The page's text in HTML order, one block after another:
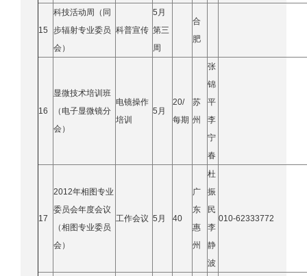
15
科技活动周（同
步辐射专业委员
会）
科普宣传
5月
第三
周
合
肥
16
显微技术培训班
（电子显微镜分
会）
电镜操作
培训
5月
20/
每期
苏
州
张
锦
平
李
宁
春
17
2012年相图专业
委员会年度会议
（相图专业委员
会）
工作会议 5月 40
广
东
惠
州
杜
振
民
李
静
波
010-62333772